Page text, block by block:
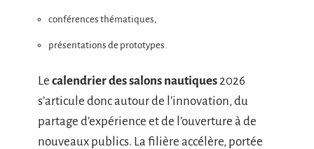
conférences thématiques,
présentations de prototypes.
Le calendrier des salons nautiques 2026
s’articule donc autour de l’innovation, du
partage d’expérience et de l’ouverture à de
nouveaux publics. La filière accélère, portée